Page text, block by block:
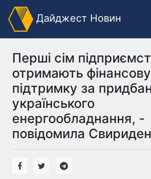
Дайджест Новин
Перші сім
отримають фінансову
підтримку за
українського
енергообладнання, -
повідомила